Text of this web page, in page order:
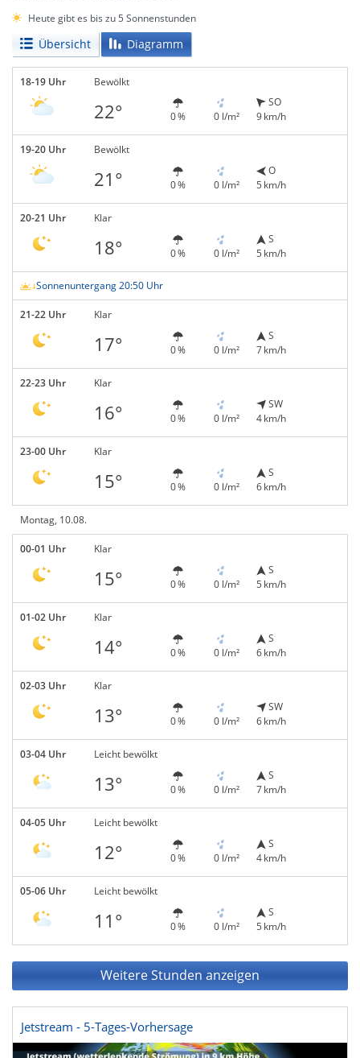
Heute gibt es bis zu 5 Sonnenstunden
Übersicht Diagramm
18-19 Uhr Bewölkt
22° 0 % 0 l/m²
SO
9 km/h
19-20 Uhr Bewölkt
21° 0 % 0 l/m²
O
5 km/h
20-21 Uhr Klar
18° 0 % 0 l/m²
S
5 km/h
Sonnenuntergang 20:50 Uhr
21-22 Uhr Klar
17° 0 % 0 l/m²
S
7 km/h
22-23 Uhr Klar
16° 0 % 0 l/m²
SW
4 km/h
23-00 Uhr Klar
15° 0 % 0 l/m²
S
6 km/h
Montag, 10.08.
00-01 Uhr Klar
15° 0 % 0 l/m²
S
5 km/h
01-02 Uhr Klar
14° 0 % 0 l/m²
S
6 km/h
02-03 Uhr Klar
13° 0 % 0 l/m²
SW
6 km/h
03-04 Uhr Leicht bewölkt
13° 0 % 0 l/m²
S
7 km/h
04-05 Uhr Leicht bewölkt
12° 0 % 0 l/m²
S
4 km/h
05-06 Uhr Leicht bewölkt
11° 0 % 0 l/m²
S
5 km/h
Weitere Stunden anzeigen
Jetstream - 5-Tages-Vorhersage